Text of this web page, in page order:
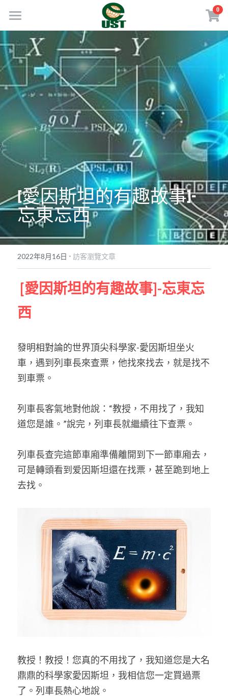
0
Home
規劃服務
最新消息
訂閱方案
線上商店
VIP會員專區
歡迎來電
POWERED BY
[愛因斯坦的有趣故事]-
忘東忘西
2022年8月16日 · 訪客瀏覽文章
西
發明相對論的世界頂尖科學家-愛因斯坦坐火
車，遇到列車長來查票，他找來找去，就是找不
到車票。
列車長客氣地對他說：“教授，不用找了，我知
道您是誰。”說完，列車長就繼續往下查票。
列車長查完這節車廂準備離開到下一節車廂去，
可是轉頭看到爱因斯坦還在找票，甚至跪到地上
去找。
教授！教授！您真的不用找了，我知道您是大名
鼎鼎的科學家愛因斯坦，我相信您一定買過票
了。列車長熱心地說。
×
商品分類
所有商品分類